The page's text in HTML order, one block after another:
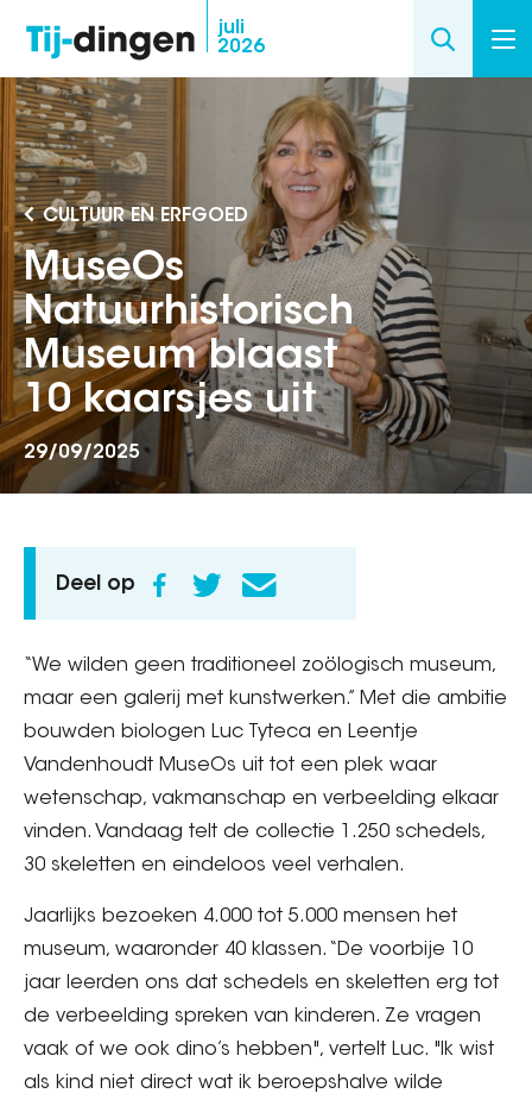
naar
de
inhoud
gaan
juli
2026
CULTUUR EN ERFGOED
MuseOs
Natuurhistorisch
Museum blaast
10 kaarsjes uit
29/09/2025
Deel op
“We wilden geen traditioneel zoölogisch museum,
maar een galerij met kunstwerken.” Met die ambitie
bouwden biologen Luc Tyteca en Leentje
Vandenhoudt MuseOs uit tot een plek waar
wetenschap, vakmanschap en verbeelding elkaar
vinden. Vandaag telt de collectie 1.250 schedels,
30 skeletten en eindeloos veel verhalen.
Jaarlijks bezoeken 4.000 tot 5.000 mensen het
museum, waaronder 40 klassen. “De voorbije 10
jaar leerden ons dat schedels en skeletten erg tot
de verbeelding spreken van kinderen. Ze vragen
vaak of we ook dino’s hebben", vertelt Luc. "Ik wist
als kind niet direct wat ik beroepshalve wilde